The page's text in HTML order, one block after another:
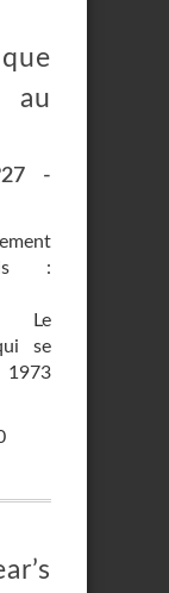
-
:
Le
se
1973